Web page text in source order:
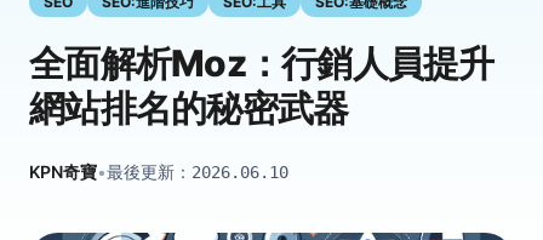
全面解析Moz：行銷人員提升
網站排名的秘密武器
KPN奇寶•最後更新： 2026.06.10